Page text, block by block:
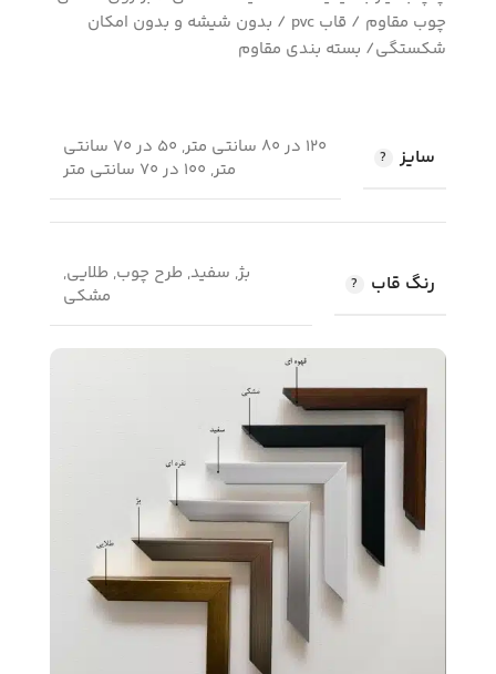
چوب مقاوم / قاب pvc / بدون شیشه و بدون امکان
شکستگی/ بسته بندی مقاوم
سایز
120 در 80 سانتی متر, 50 در 70 سانتی
متر, 100 در 70 سانتی متر
رنگ قاب
بژ, سفید, طرح چوب, طلایی,
مشکی